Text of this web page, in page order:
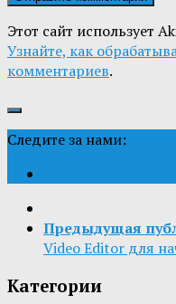
Этот сайт использует
Узнайте, как
комментариев.
Следите за нами:
Предыдущая
Video Editor для
Категории